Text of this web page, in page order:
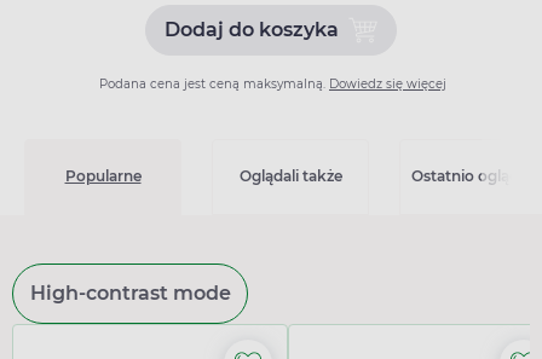
Dodaj do koszykaDodaj do koszyka
Podana cena jest ceną maksymalną. Dowiedz się więcej
Popularne Oglądali także Ostatnio
High-contrast mode